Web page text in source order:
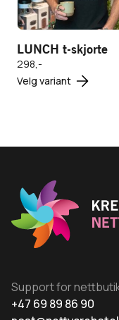
LUNCH t-skjorte
298,-
Velg variant
på
Legg i
Support for
+47 69 89 86 90